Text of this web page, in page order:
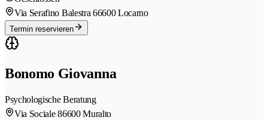
Via Serafino Balestra 66600 Locarno
Termin reservieren
Bonomo Giovanna
Psychologische Beratung
Via Sociale 86600 Muralto